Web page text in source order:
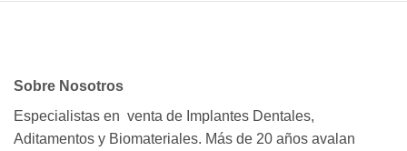
Sobre Nosotros
Especialistas en venta de Implantes Dentales,
Aditamentos y Biomateriales. Más de 20 años avalan